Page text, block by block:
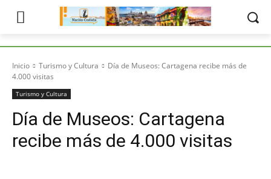
Inicio Turismo y Cultura
Día de Museos: Cartagena recibe más de
4.000 visitas
Turismo y Cultura
Día de Museos: Cartagena
recibe más de 4.000 visitas